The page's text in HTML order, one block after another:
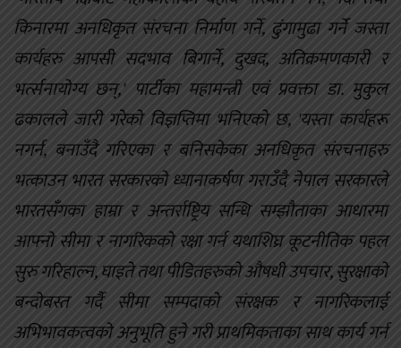
किनारमा अनधिकृत संरचना निर्माण गर्ने, ढुंगामुढा गर्ने जस्ता
कार्यहरु आपसी सदभाव बिगार्ने, दुखद, अतिक्रमणकारी र
भर्त्सनायोग्य छन्,' पार्टीका महामन्त्री एवं प्रवक्ता डा. मुकुल
ढकालले जारी गरेको विज्ञप्तिमा भनिएको छ, 'यस्ता कार्यहरू
नगर्न, बनाउँदै गरिएका र बनिसकेका अनधिकृत संरचनाहरु
भत्काउन भारत सरकारको ध्यानाकर्षण गराउँदै नेपाल सरकारले
भारतसँगका हाम्रा र अन्तर्राष्ट्रिय सन्धि सम्झौताका आधारमा
आफ्नो सीमा र नागरिकको रक्षा गर्न यथाशिघ्र कूटनीतिक पहल
सुरु गरिहाल्न, घाइते तथा पीडितहरुको औषधी उपचार, सुरक्षाको
बन्दोबस्त गर्दै सीमा सम्पदाको संरक्षक र नागरिकलाई
अभिभावकत्वको अनुभूति हुने गरी प्राथमिकताका साथ कार्य गर्न